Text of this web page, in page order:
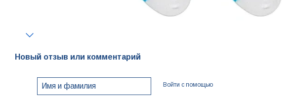
Новый отзыв или комментарий
Войти с помощью